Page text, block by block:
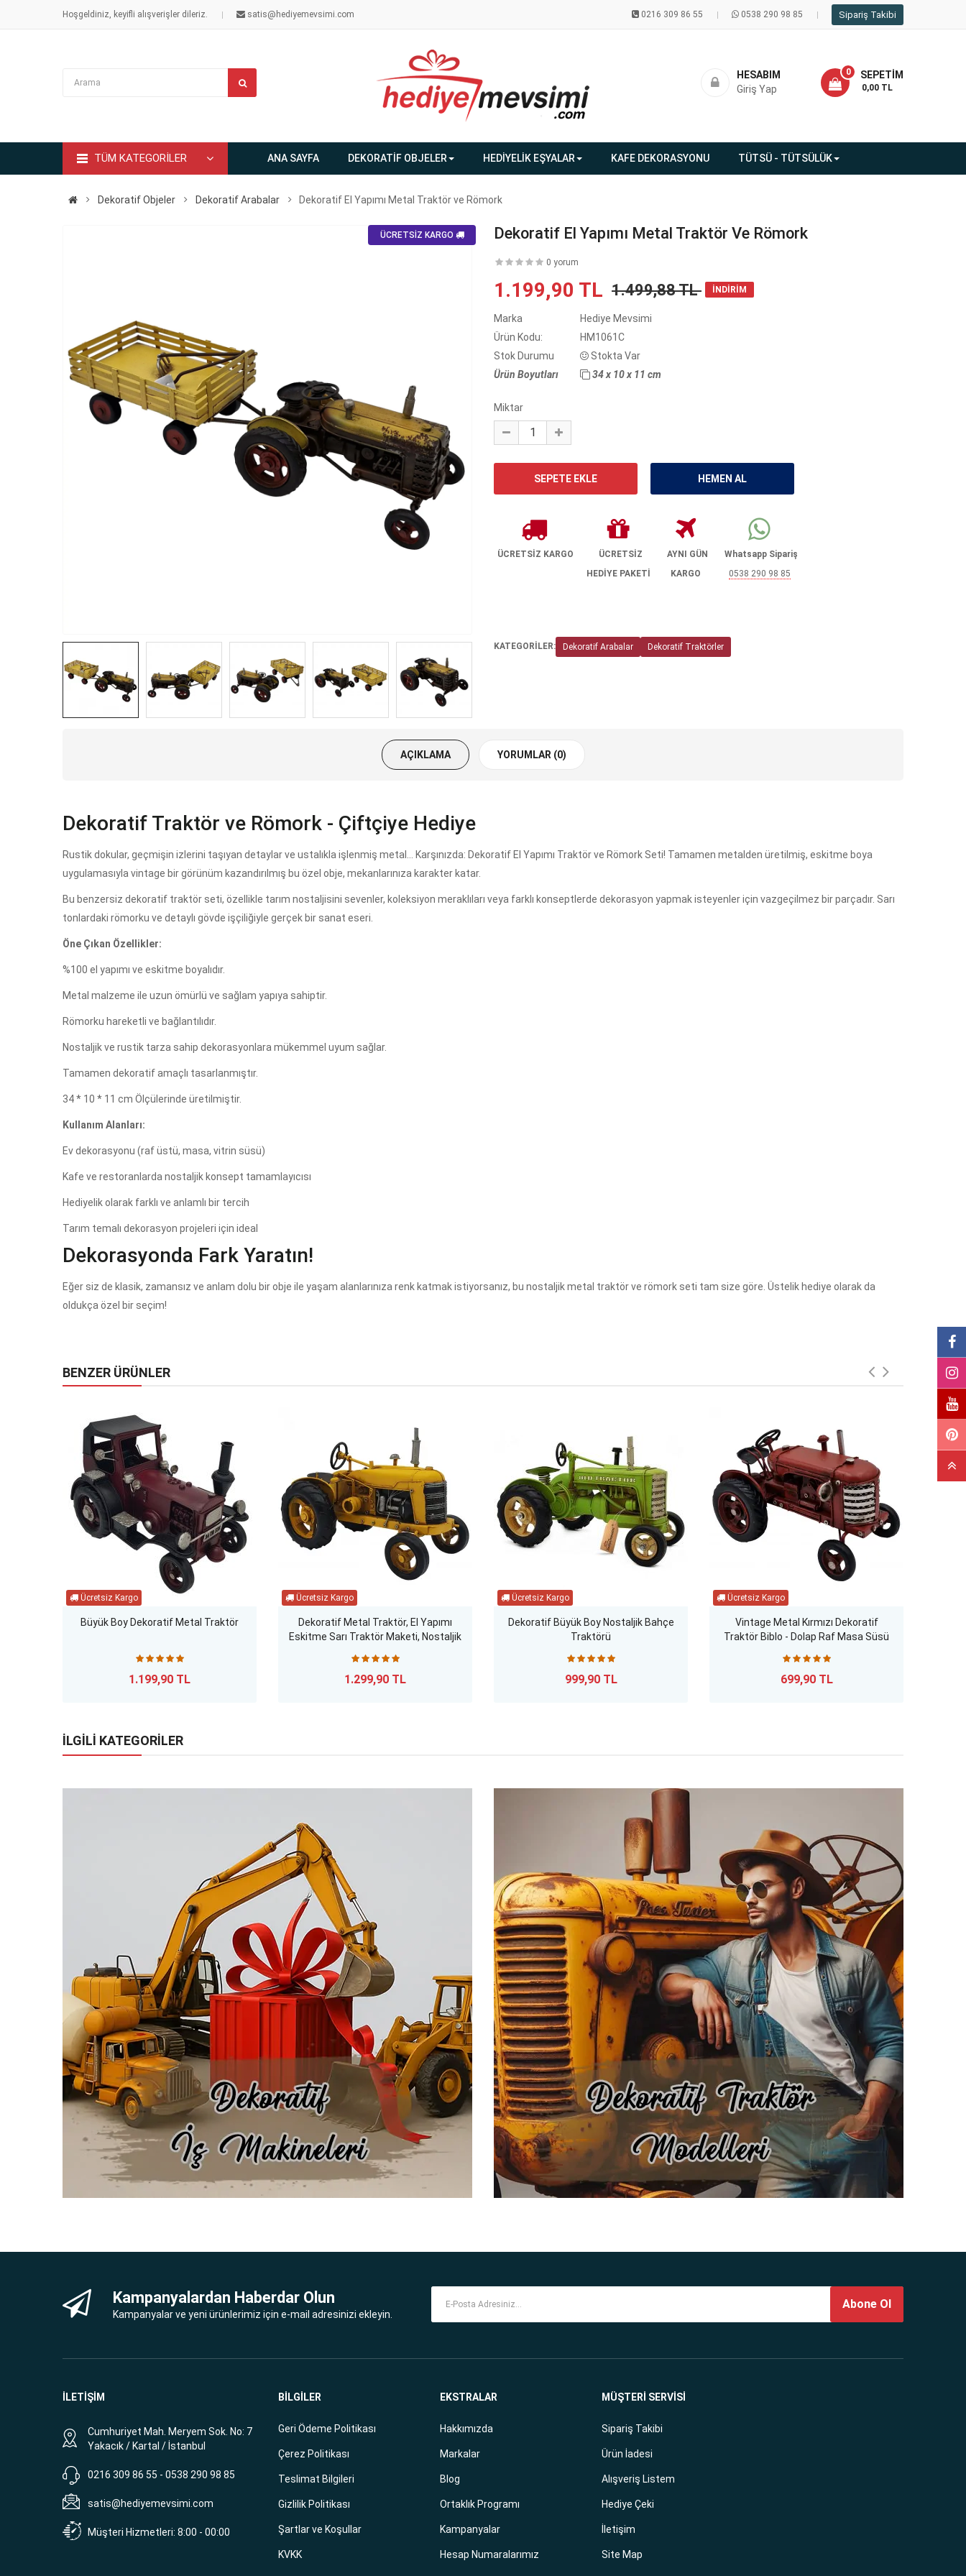
Hoşgeldiniz, keyifli alışverişler dileriz. satis@hediyemevsimi.com 0216 309 86 55 0538 290 98 85 Sipariş Takibi
SEPETIM
0
- 0,00 TL
HESABIM
Giriş Yap
TÜM KATEGORİLER ANA SAYFA DEKORATİF OBJELER HEDİYELİK EŞYALAR KAFE DEKORASYONU TÜTSÜ - TÜTSÜLÜK
Dekoratif Objeler Dekoratif Arabalar Dekoratif El Yapımı Metal Traktör ve Römork
ÜCRETSİZ KARGO Dekoratif El Yapımı Metal Traktör Ve Römork
0 yorum
1.199,90 TL 1.499,88 TL İNDİRİM
Marka
Hediye Mevsimi
Ürün Kodu:
HM1061C
Stok Durumu
Stokta Var
Ürün Boyutları
34 x 10 x 11 cm
Miktar
ÜCRETSİZ KARGO
ÜCRETSİZ
HEDİYE PAKETİ
AYNI GÜN
KARGO
Whatsapp Sipariş
0538 290 98 85
KATEGORİLER: Dekoratif Arabalar Dekoratif Traktörler
AÇIKLAMA YORUMLAR (0)
Dekoratif Traktör ve Römork - Çiftçiye Hediye
Rustik dokular, geçmişin izlerini taşıyan detaylar ve ustalıkla işlenmiş metal… Karşınızda: Dekoratif El Yapımı Traktör ve Römork Seti! Tamamen metalden üretilmiş, eskitme boya
uygulamasıyla vintage bir görünüm kazandırılmış bu özel obje, mekanlarınıza karakter katar.
Bu benzersiz dekoratif traktör seti, özellikle tarım nostaljisini sevenler, koleksiyon meraklıları veya farklı konseptlerde dekorasyon yapmak isteyenler için vazgeçilmez bir parçadır. Sarı
tonlardaki römorku ve detaylı gövde işçiliğiyle gerçek bir sanat eseri.
Öne Çıkan Özellikler:
%100 el yapımı ve eskitme boyalıdır.
Metal malzeme ile uzun ömürlü ve sağlam yapıya sahiptir.
Römorku hareketli ve bağlantılıdır.
Nostaljik ve rustik tarza sahip dekorasyonlara mükemmel uyum sağlar.
Tamamen dekoratif amaçlı tasarlanmıştır.
34 * 10 * 11 cm Ölçülerinde üretilmiştir.
Kullanım Alanları:
Ev dekorasyonu (raf üstü, masa, vitrin süsü)
Kafe ve restoranlarda nostaljik konsept tamamlayıcısı
Hediyelik olarak farklı ve anlamlı bir tercih
Tarım temalı dekorasyon projeleri için ideal
Dekorasyonda Fark Yaratın!
Eğer siz de klasik, zamansız ve anlam dolu bir obje ile yaşam alanlarınıza renk katmak istiyorsanız, bu nostaljik metal traktör ve römork seti tam size göre. Üstelik hediye olarak da
oldukça özel bir seçim!
BENZER ÜRÜNLER
Büyük Boy Dekoratif Metal Traktör
1.199,90 TL
Dekoratif Metal Traktör, El Yapımı
Eskitme Sarı Traktör Maketi, Nostaljik
1.299,90 TL
Dekoratif Büyük Boy Nostaljik Bahçe
Traktörü
999,90 TL
Vintage Metal Kırmızı Dekoratif
Traktör Biblo - Dolap Raf Masa Süsü
699,90 TL
İLGİLİ KATEGORİLER
Kampanyalardan Haberdar Olun
Kampanyalar ve yeni ürünlerimiz için e-mail adresinizi ekleyin.
Abone Ol
İLETİŞİM
Cumhuriyet Mah. Meryem Sok. No: 7
Yakacık / Kartal / İstanbul
0216 309 86 55 - 0538 290 98 85
satis@hediyemevsimi.com
Müşteri Hizmetleri: 8:00 - 00:00
BİLGİLER
Geri Ödeme Politikası
Çerez Politikası
Teslimat Bilgileri
Gizlilik Politikası
Şartlar ve Koşullar
KVKK
EKSTRALAR
Hakkımızda
Markalar
Blog
Ortaklık Programı
Kampanyalar
Hesap Numaralarımız
MÜŞTERİ SERVİSİ
Sipariş Takibi
Ürün İadesi
Alışveriş Listem
Hediye Çeki
İletişim
Site Map